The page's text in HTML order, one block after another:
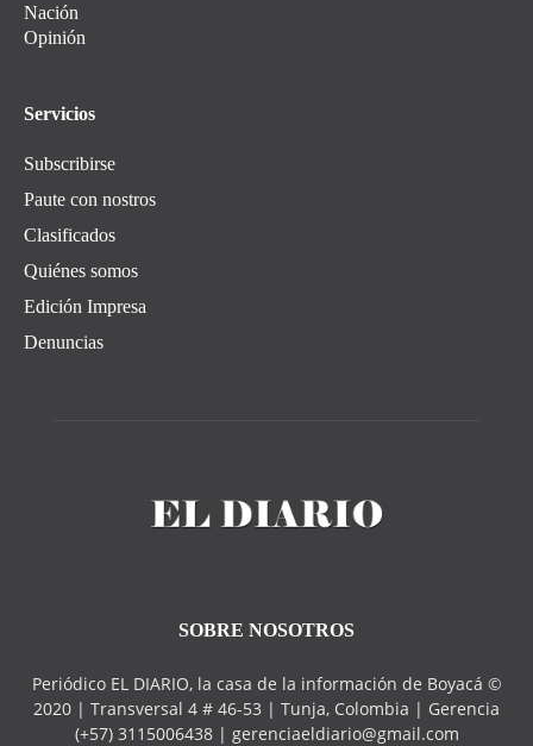
Nación
Opinión
Servicios
Subscribirse
Paute con nostros
Clasificados
Quiénes somos
Edición Impresa
Denuncias
SOBRE NOSOTROS
Periódico EL DIARIO, la casa de la información de Boyacá ©
2020 | Transversal 4 # 46-53 | Tunja, Colombia | Gerencia
(+57) 3115006438 | gerenciaeldiario@gmail.com